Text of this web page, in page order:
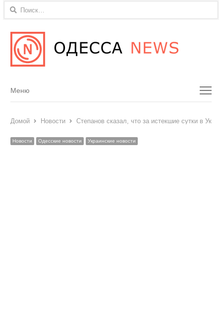
Найти:
Menu
Меню
Домой Новости Степанов сказал, что за истекшие сутки в
Новости Одесские новости Украинские новости